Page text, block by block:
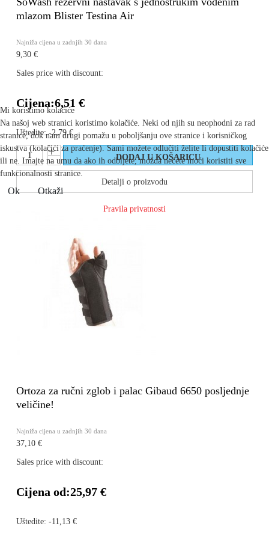
mlazom Blister Testina Air
Najniža cijena u zadnjih 30 dana
9,30 €
Sales price with discount:
Cijena:6,51 €
Uštedite:-2,79 €
Detalji o proizvodu
Ortoza za ručni zglob i palac Gibaud 6650 posljednje
veličine!
Najniža cijena u zadnjih 30 dana
37,10 €
Sales price with discount:
Cijena od:25,97 €
Uštedite: -11,13 €
Mi koristimo kolačiće
Na našoj web stranici koristimo kolačiće. Neki od njih su neophodni za rad
stranice, dok nam drugi pomažu u poboljšanju ove stranice i korisničkog
iskustva (kolačići za praćenje). Sami možete odlučiti želite li dopustiti kolačiće
ili ne. Imajte na umu da ako ih odbijete, možda nećete moći koristiti sve
funkcionalnosti stranice.
Ok Otkaži
Pravila privatnosti